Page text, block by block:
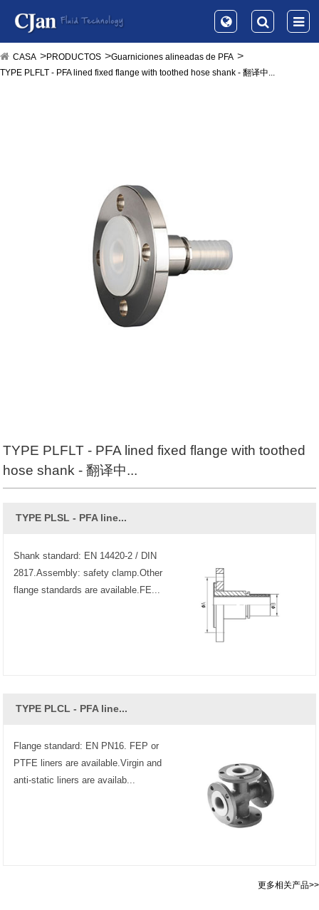
CASA PRODUCTOS
Guarniciones alineadas de PFA
TYPE PLFLT - PFA lined fixed flange with toothed hose shank​ - 翻译中...
TYPE PLFLT - PFA lined fixed flange with toothed
hose shank​ - 翻译中...
TYPE PLSL - PFA line...
Shank standard: EN 14420-2 / DIN
2817.Assembly: safety clamp.Other
flange standards are available.FE...
TYPE PLCL - PFA line...
Flange standard: EN PN16. FEP or
PTFE liners are available.Virgin and
anti-static liners are availab...
更多相关产品>>